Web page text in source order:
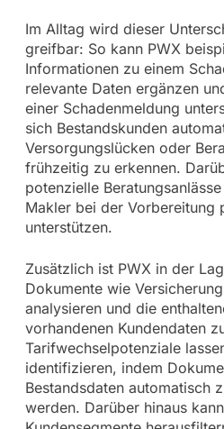
Im Alltag wird dieser
greifbar: So kann PWX
Informationen zu einem
relevante Daten ergänzen
einer Schadenmeldung
sich Bestandskunden
Versorgungslücken oder
frühzeitig zu erkennen.
potenzielle
Makler bei der Vorbereitung
unterstützen.
Zusätzlich ist PWX in der
Dokumente wie
analysieren und die
vorhandenen Kundendaten
Tarifwechselpotenziale
identifizieren, indem
Bestandsdaten automatisch
werden. Darüber hinaus